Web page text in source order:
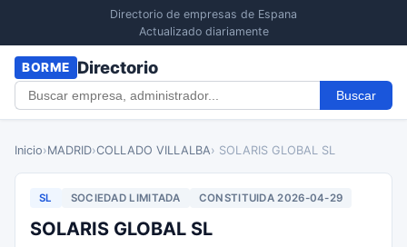
Directorio de empresas de Espana
Actualizado diariamente
BORME Directorio
Buscar
Inicio›MADRID›COLLADO VILLALBA› SOLARIS GLOBAL SL
SL SOCIEDAD LIMITADA CONSTITUIDA 2026-04-29
SOLARIS GLOBAL SL